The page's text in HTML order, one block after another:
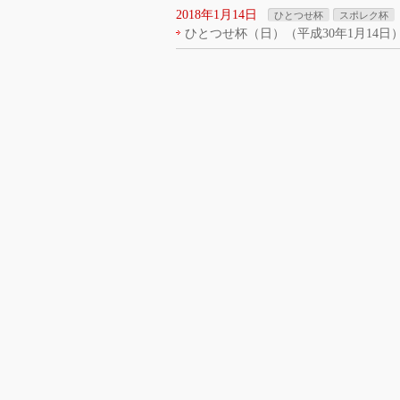
2018年1月14日 ひとつせ杯 スポレク杯
ひとつせ杯（日）（平成30年1月14日